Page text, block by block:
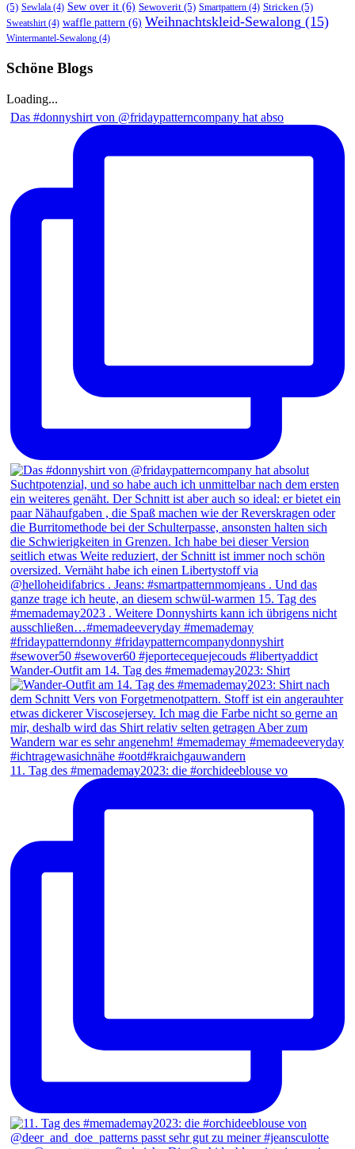
(5) Sewlala (4) Sew over it (6) Sewoverit (5) Smartpattern (4) Stricken (5)
Sweatshirt(4) waffle pattern (6) Weihnachtskleid-Sewalong (15)
Wintermantel-Sewalong (4)
Schöne Blogs
Loading...
Das #donnyshirt von @fridaypatterncompany hat abso
Wander-Outfit am 14. Tag des #memademay2023: Shirt
11. Tag des #memademay2023: die #orchideeblouse vo